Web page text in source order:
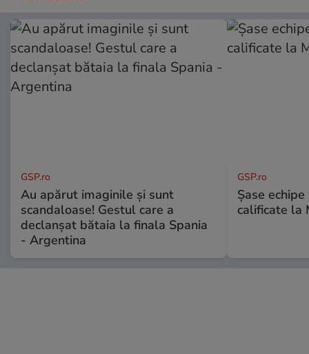
GSP.ro
Au apărut imaginile și sunt
scandaloase! Gestul care a
declanșat bătaia la finala Spania
- Argentina
GSP.ro
Șase
calificate la